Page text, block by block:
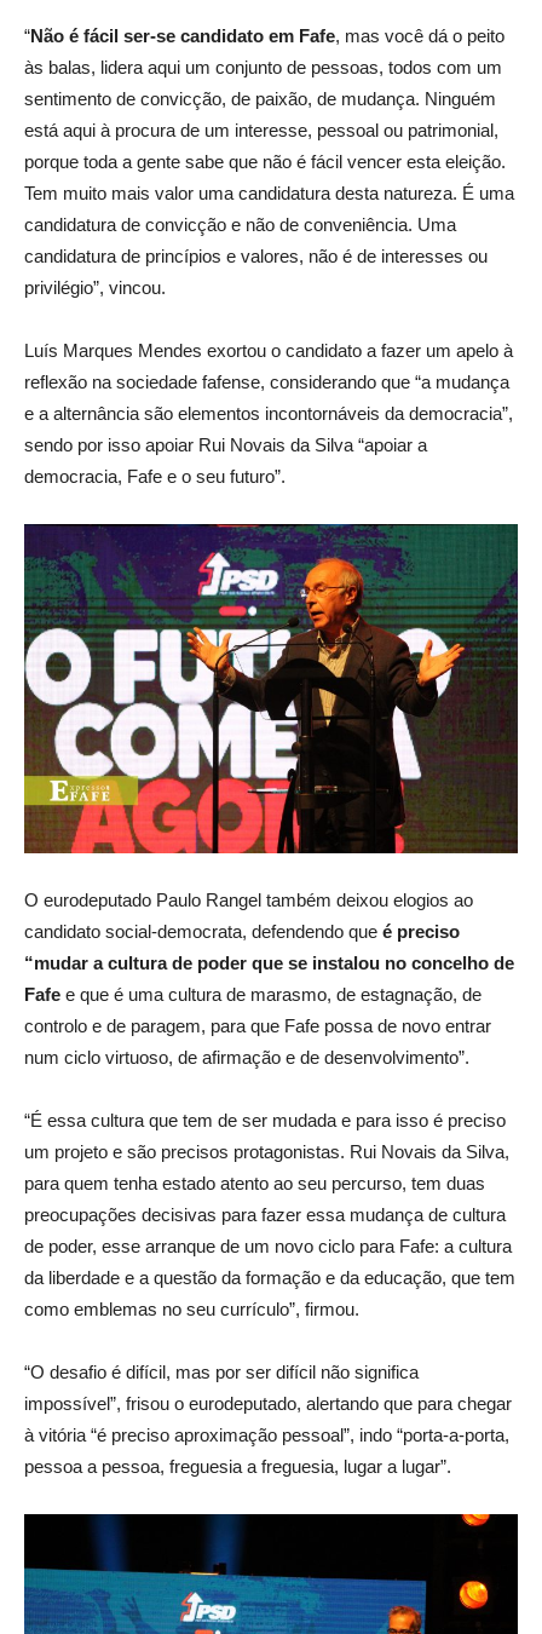
“Não é fácil ser-se candidato em Fafe, mas você dá o peito
às balas, lidera aqui um conjunto de pessoas, todos com um
sentimento de convicção, de paixão, de mudança. Ninguém
está aqui à procura de um interesse, pessoal ou patrimonial,
porque toda a gente sabe que não é fácil vencer esta eleição.
Tem muito mais valor uma candidatura desta natureza. É uma
candidatura de convicção e não de conveniência. Uma
candidatura de princípios e valores, não é de interesses ou
privilégio”, vincou.
Luís Marques Mendes exortou o candidato a fazer um apelo à
reflexão na sociedade fafense, considerando que “a mudança
e a alternância são elementos incontornáveis da democracia”,
sendo por isso apoiar Rui Novais da Silva “apoiar a
democracia, Fafe e o seu futuro”.
O eurodeputado Paulo Rangel também deixou elogios ao
candidato social-democrata, defendendo que é preciso
“mudar a cultura de poder que se instalou no concelho de
Fafe e que é uma cultura de marasmo, de estagnação, de
controlo e de paragem, para que Fafe possa de novo entrar
num ciclo virtuoso, de afirmação e de desenvolvimento”.
“É essa cultura que tem de ser mudada e para isso é preciso
um projeto e são precisos protagonistas. Rui Novais da Silva,
para quem tenha estado atento ao seu percurso, tem duas
preocupações decisivas para fazer essa mudança de cultura
de poder, esse arranque de um novo ciclo para Fafe: a cultura
da liberdade e a questão da formação e da educação, que tem
como emblemas no seu currículo”, firmou.
“O desafio é difícil, mas por ser difícil não significa
impossível”, frisou o eurodeputado, alertando que para chegar
à vitória “é preciso aproximação pessoal”, indo “porta-a-porta,
pessoa a pessoa, freguesia a freguesia, lugar a lugar”.